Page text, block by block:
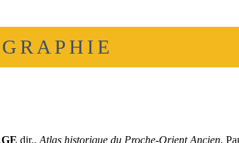
dir.,Atlas historique du Proche-Orient Ancien,